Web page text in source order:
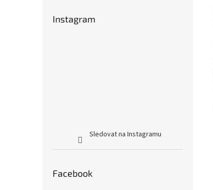
Instagram
Sledovat na Instagramu
Facebook